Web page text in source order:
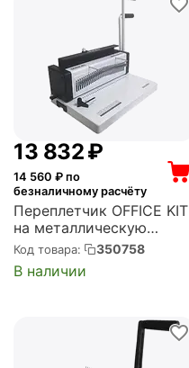
13 832₽
14 560 ₽ по
безналичному расчёту
Переплетчик OFFICE KIT
на металлическую
пружину, механическая
перфорация, A4,
сшивание: 120 листов,
Код товара: 350758
В наличии